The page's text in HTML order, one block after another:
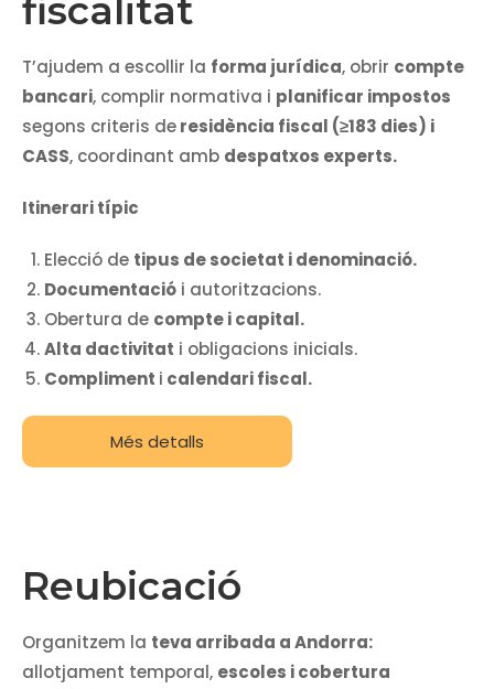
fiscalitat
T’ajudem a escollir la forma jurídica, obrir compte
bancari, complir normativa i planificar impostos
segons criteris deresidència fiscal (≥183 dies) i
CASS, coordinant amb despatxos experts.
Itinerari típic
Elecció de tipus de societat i denominació.
Documentació i autoritzacions.
Obertura de compte i capital.
Alta dactivitat i obligacions inicials.
Compliment i calendari fiscal.
Més detalls
Reubicació
Organitzem la teva arribada a Andorra:
allotjament temporal, escoles i cobertura